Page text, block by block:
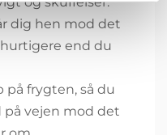
dig hen mod det
end du
på frygten, så du
vejen mod det